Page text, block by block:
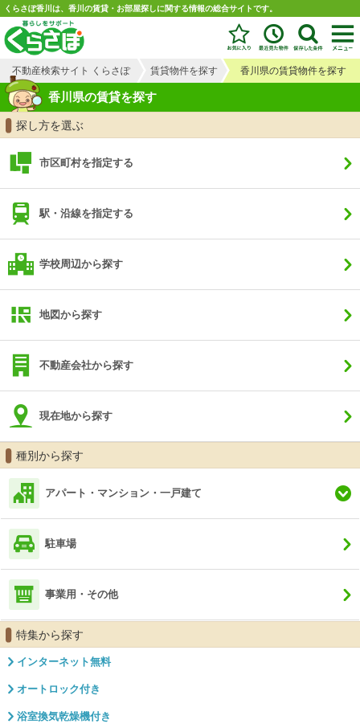
くらさぽ香川は、香川の賃貸・お部屋探しに関する情報の総合サイトです。
不動産検索サイト くらさぽ 賃貸物件を探す 香川県の賃貸物件を探す
香川県の賃貸を探す
探し方を選ぶ
市区町村を指定する
駅・沿線を指定する
学校周辺から探す
地図から探す
不動産会社から探す
現在地から探す
種別から探す
アパート・マンション・一戸建て
駐車場
事業用・その他
特集から探す
インターネット無料
オートロック付き
浴室換気乾燥機付き